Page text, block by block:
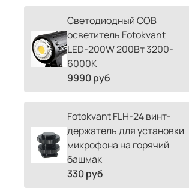
Светодиодный COB
осветитель Fotokvant
LED-200W 200Вт 3200-
6000К
9990 руб
Fotokvant FLH-24 винт-
держатель для установки
микрофона на горячий
башмак
330 руб